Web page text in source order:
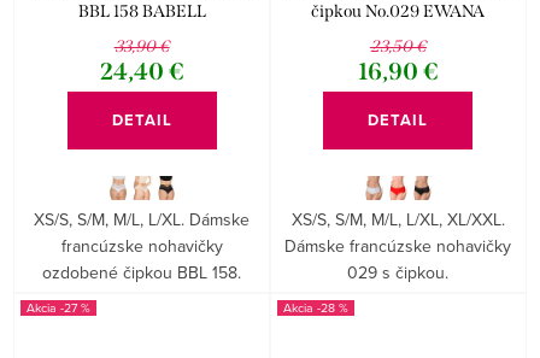
BBL 158 BABELL
33,90 €
24,40 €
DETAIL
XS/S, S/M, M/L, L/XL. Dámske
francúzske nohavičky
ozdobené čipkou BBL 158.
čipkou No.029 EWANA
23,50 €
16,90 €
DETAIL
XS/S, S/M, M/L, L/XL, XL/XXL.
Dámske francúzske nohavičky
029 s čipkou.
-27 % -28 %